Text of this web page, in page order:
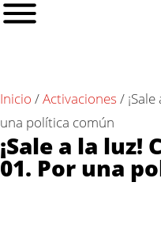
Inicio /Activaciones /
una política común
¡Sale a la luz!
01. Por una